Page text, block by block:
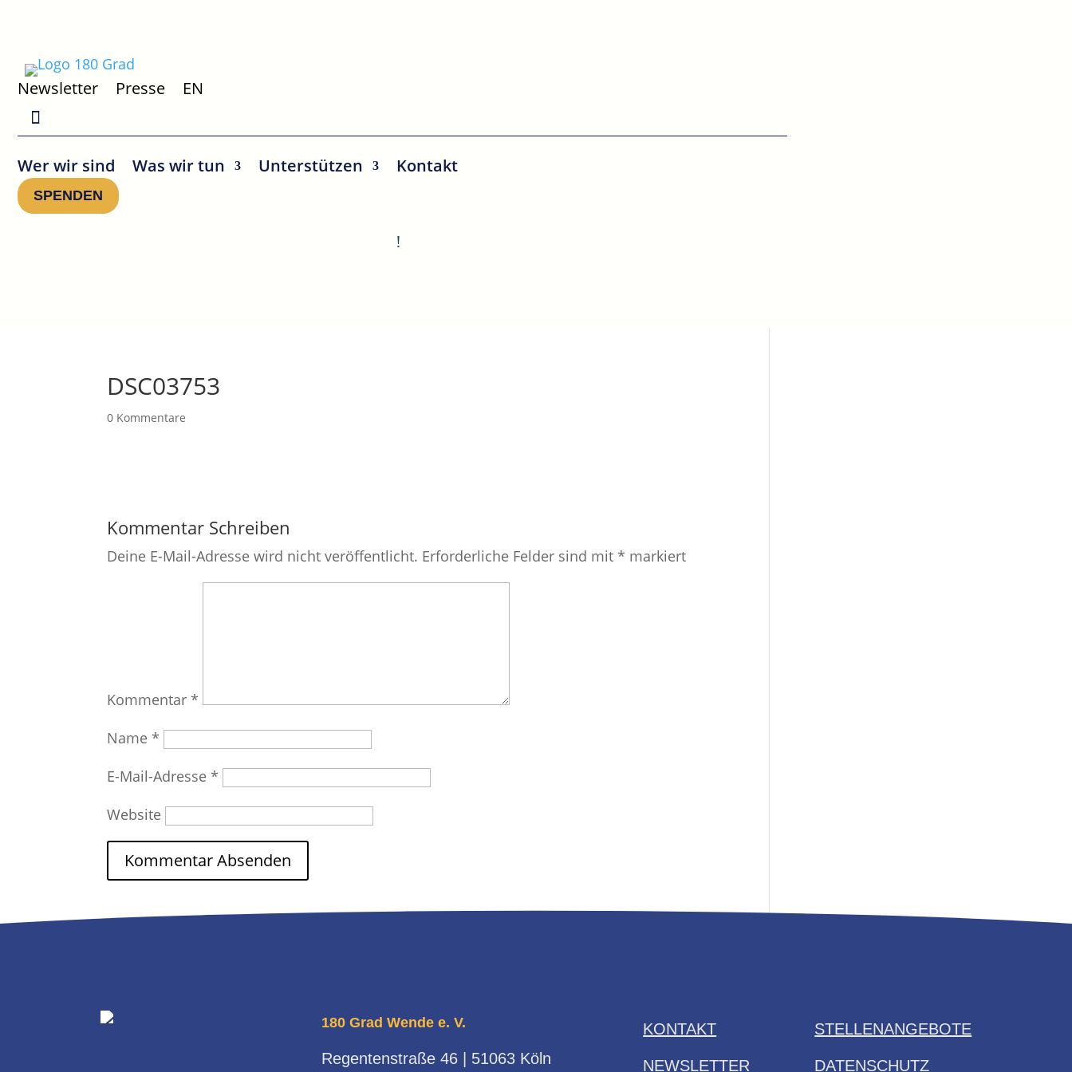
Newsletter Presse EN
Wer wir sind Was wir tun Unterstützen Kontakt
SPENDEN
!
DSC03753
0 Kommentare
Kommentar Schreiben
Deine E-Mail-Adresse wird nicht veröffentlicht. Erforderliche Felder sind mit* markiert
Kommentar*
Name*
E-Mail-Adresse*
Website
180 Grad Wende e. V.
Regentenstraße 46 | 51063 Köln
KONTAKT
NEWSLETTER
STELLENANGEBOTE
DATENSCHUTZ